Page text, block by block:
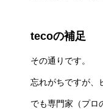
tecoの補足
その通りです。
忘れがちですが、
でも専門家（プロ